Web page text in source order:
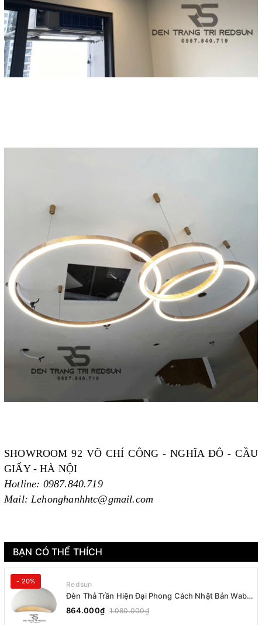
SHOWROOM 92 VÕ CHÍ CÔNG - NGHĨA ĐÔ - CẦU
GIẤY - HÀ NỘI
Hotline: 0987.840.719
Mail: Lehonghanhhtc@gmail.com
BẠN CÓ THỂ THÍCH
- 20% Redsun
Đèn Thả Trần Hiện Đại Phong Cách Nhật Bản Wabi-
sabi CDT-T036 Dáng B
864.000₫ 1.080.000₫